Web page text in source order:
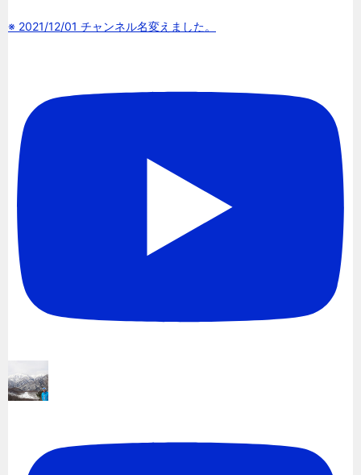
※ 2021/12/01 チャンネル名変えました。